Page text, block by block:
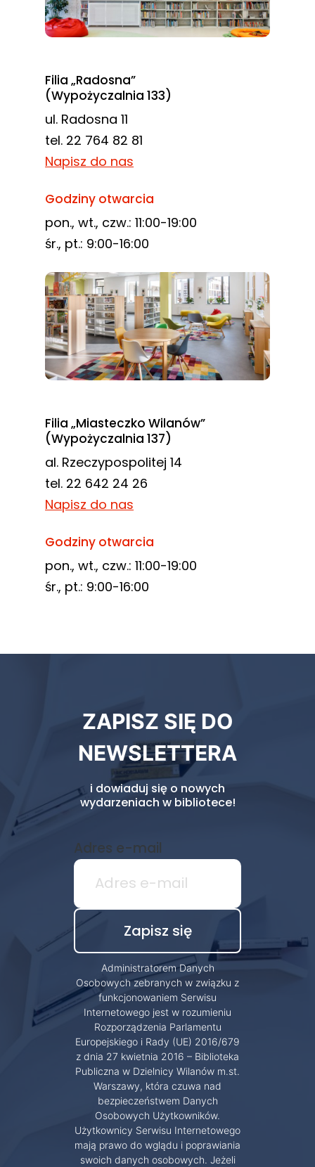
Filia „Radosna”
(Wypożyczalnia 133)
ul. Radosna 11
tel. 22 764 82 81
Napisz do nas
Godziny otwarcia
pon., wt., czw.: 11:00-19:00
śr., pt.: 9:00-16:00
Filia „Miasteczko Wilanów”
(Wypożyczalnia 137)
al. Rzeczypospolitej 14
tel. 22 642 24 26
Napisz do nas
Godziny otwarcia
pon., wt., czw.: 11:00-19:00
śr., pt.: 9:00-16:00
biblioteki
ZAPISZ SIĘ DO
NEWSLETTERA
i dowiaduj się o nowych
wydarzeniach w bibliotece!
Adres e-mail
Administratorem Danych
Osobowych zebranych w związku z
funkcjonowaniem Serwisu
Internetowego jest w rozumieniu
Rozporządzenia Parlamentu
Europejskiego i Rady (UE) 2016/679
z dnia 27 kwietnia 2016 – Biblioteka
Publiczna w Dzielnicy Wilanów m.st.
Warszawy, która czuwa nad
bezpieczeństwem Danych
Osobowych Użytkowników.
Użytkownicy Serwisu Internetowego
mają prawo do wglądu i poprawiania
swoich danych osobowych. Jeżeli